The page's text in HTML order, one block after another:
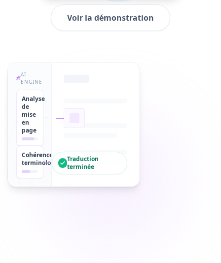
Voir la démonstration
AI
ENGINE
Analyse
de
mise
en
page
Cohérence
terminologiqueTraduction
terminée